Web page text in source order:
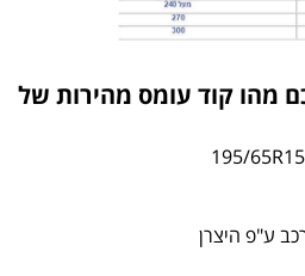
קוד עומס מהירות של
ע"פ היצרן